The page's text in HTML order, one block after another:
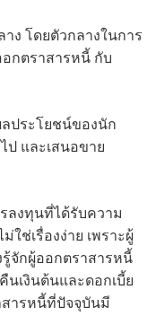
ง โดยตัวกลางในการ
กตราสารหนี้ กับ
ประโยชน์ของนัก
ป และเสนอขาย
ลงทุนที่ได้รับความ
ช่เรื่องง่าย เพราะผู้
จักผู้ออกตราสารหนี้
นเงินต้นและดอกเบี้ย
ารหนี้ที่ปัจจุบันมี